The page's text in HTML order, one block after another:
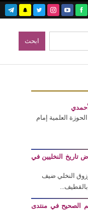
العلمية إمام
تاريخ النخليين في
النخلي ضيف
بالقطيف...
الصحيح في منتدى